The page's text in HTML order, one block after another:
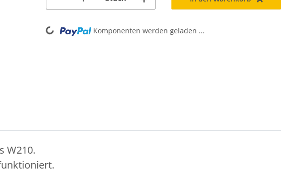
Loading... Komponenten werden geladen ...
W210.